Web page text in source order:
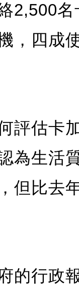
2,500
，四成
評估卡
為生活
但比去
的行政